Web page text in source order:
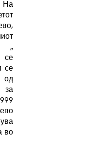
На
„
се
се
за
во